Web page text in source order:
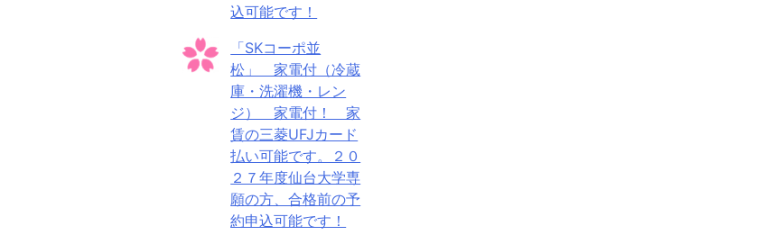
込可能です！
「SKコーポ並
松」 家電付（冷蔵
庫・洗濯機・レン
ジ） 家電付！ 家
賃の三菱UFJカード
払い可能です。２０
２７年度仙台大学専
願の方、合格前の予
約申込可能です！